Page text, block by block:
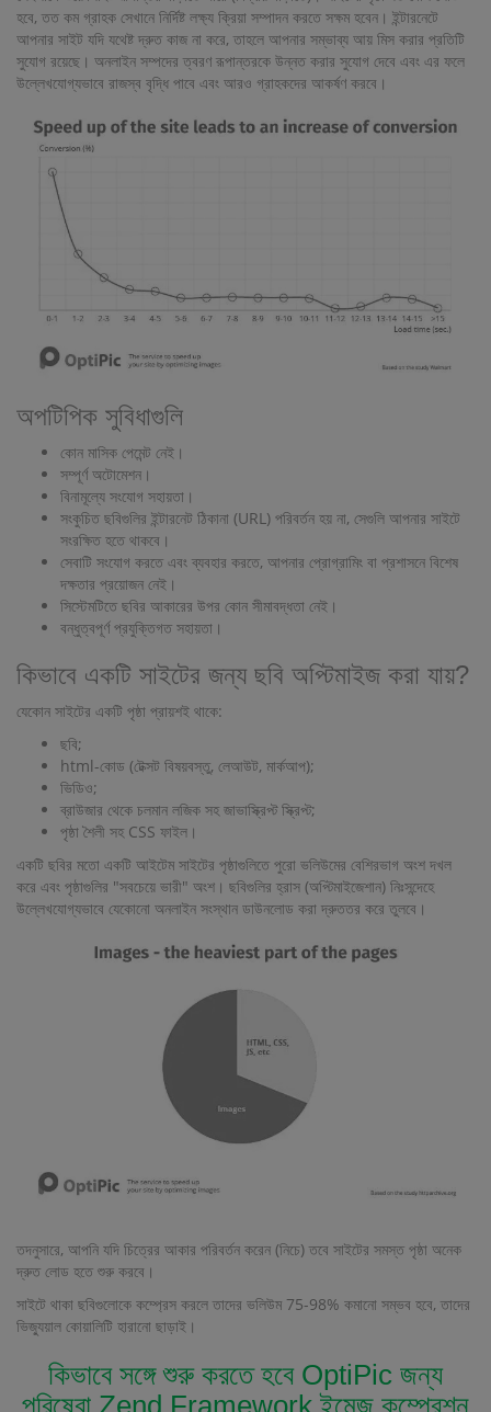
হবে, তত কম গ্রাহক সেখানে নির্দিষ্ট লক্ষ্য ক্রিয়া সম্পাদন করতে সক্ষম হবেন। ইন্টারনেটে
আপনার সাইট যদি যথেষ্ট দ্রুত কাজ না করে, তাহলে আপনার সম্ভাব্য আয় মিস করার প্রতিটি
সুযোগ রয়েছে। অনলাইন সম্পদের ত্বরণ রূপান্তরকে উন্নত করার সুযোগ দেবে এবং এর ফলে
উল্লেখযোগ্যভাবে রাজস্ব বৃদ্ধি পাবে এবং আরও গ্রাহকদের আকর্ষণ করবে।
অপটিপিক সুবিধাগুলি
কোন মাসিক পেমেন্ট নেই।
সম্পূর্ণ অটোমেশন।
বিনামূল্যে সংযোগ সহায়তা।
সংকুচিত ছবিগুলির ইন্টারনেট ঠিকানা (URL) পরিবর্তন হয় না, সেগুলি আপনার সাইটে
সংরক্ষিত হতে থাকবে।
সেবাটি সংযোগ করতে এবং ব্যবহার করতে, আপনার প্রোগ্রামিং বা প্রশাসনে বিশেষ
দক্ষতার প্রয়োজন নেই।
সিস্টেমটিতে ছবির আকারের উপর কোন সীমাবদ্ধতা নেই।
বন্ধুত্বপূর্ণ প্রযুক্তিগত সহায়তা।
কিভাবে একটি সাইটের জন্য ছবি অপ্টিমাইজ করা যায়?
যেকোন সাইটের একটি পৃষ্ঠা প্রায়শই থাকে:
ছবি;
html-কোড (টেক্সট বিষয়বস্তু, লেআউট, মার্কআপ);
ভিডিও;
ব্রাউজার থেকে চলমান লজিক সহ জাভাস্ক্রিপ্ট স্ক্রিপ্ট;
পৃষ্ঠা শৈলী সহ CSS ফাইল।
একটি ছবির মতো একটি আইটেম সাইটের পৃষ্ঠাগুলিতে পুরো ভলিউমের বেশিরভাগ অংশ দখল
করে এবং পৃষ্ঠাগুলির "সবচেয়ে ভারী" অংশ। ছবিগুলির হ্রাস (অপ্টিমাইজেশান) নিঃসন্দেহে
উল্লেখযোগ্যভাবে যেকোনো অনলাইন সংস্থান ডাউনলোড করা দ্রুততর করে তুলবে।
তদনুসারে, আপনি যদি চিত্রের আকার পরিবর্তন করেন (নিচে) তবে সাইটের সমস্ত পৃষ্ঠা অনেক
দ্রুত লোড হতে শুরু করবে।
সাইটে থাকা ছবিগুলোকে কম্প্রেস করলে তাদের ভলিউম 75-98% কমানো সম্ভব হবে, তাদের
ভিজ্যুয়াল কোয়ালিটি হারানো ছাড়াই।
কিভাবে সঙ্গে শুরু করতে হবে OptiPic জন্য
পরিষেবা Zend Framework ইমেজ কম্প্রেশন